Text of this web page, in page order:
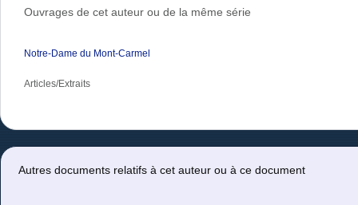
Ouvrages de cet auteur ou de la même série
Notre-Dame du Mont-Carmel
Articles/Extraits
Autres documents relatifs à cet auteur ou à ce document